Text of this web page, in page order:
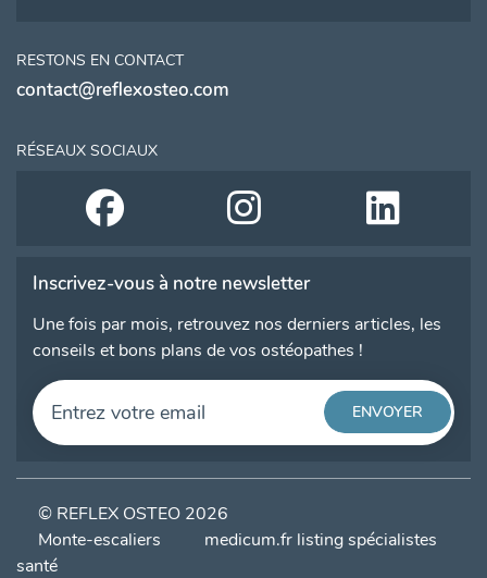
RESTONS EN CONTACT
contact@reflexosteo.com
RÉSEAUX SOCIAUX
Inscrivez-vous à notre newsletter
Une fois par mois, retrouvez nos derniers articles, les
conseils et bons plans de vos ostéopathes !
© REFLEX OSTEO 2026
Monte-escaliers
medicum.fr listing spécialistes
santé